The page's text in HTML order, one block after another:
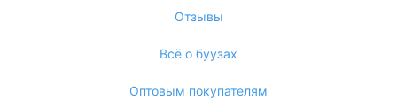
Отзывы
Всё о буузах
Оптовым покупателям